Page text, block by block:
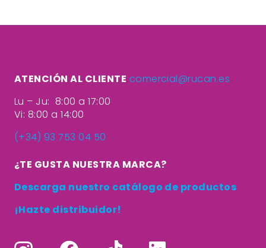
ATENCIÓN AL CLIENTE comercial@rucan.es
Lu – Ju: 8:00 a 17:00
Vi: 8:00 a 14:00
(+34) 93 753 04 50
¿TE GUSTA NUESTRA MARCA?
Descarga nuestro catálogo de productos
¡Hazte distribuidor!